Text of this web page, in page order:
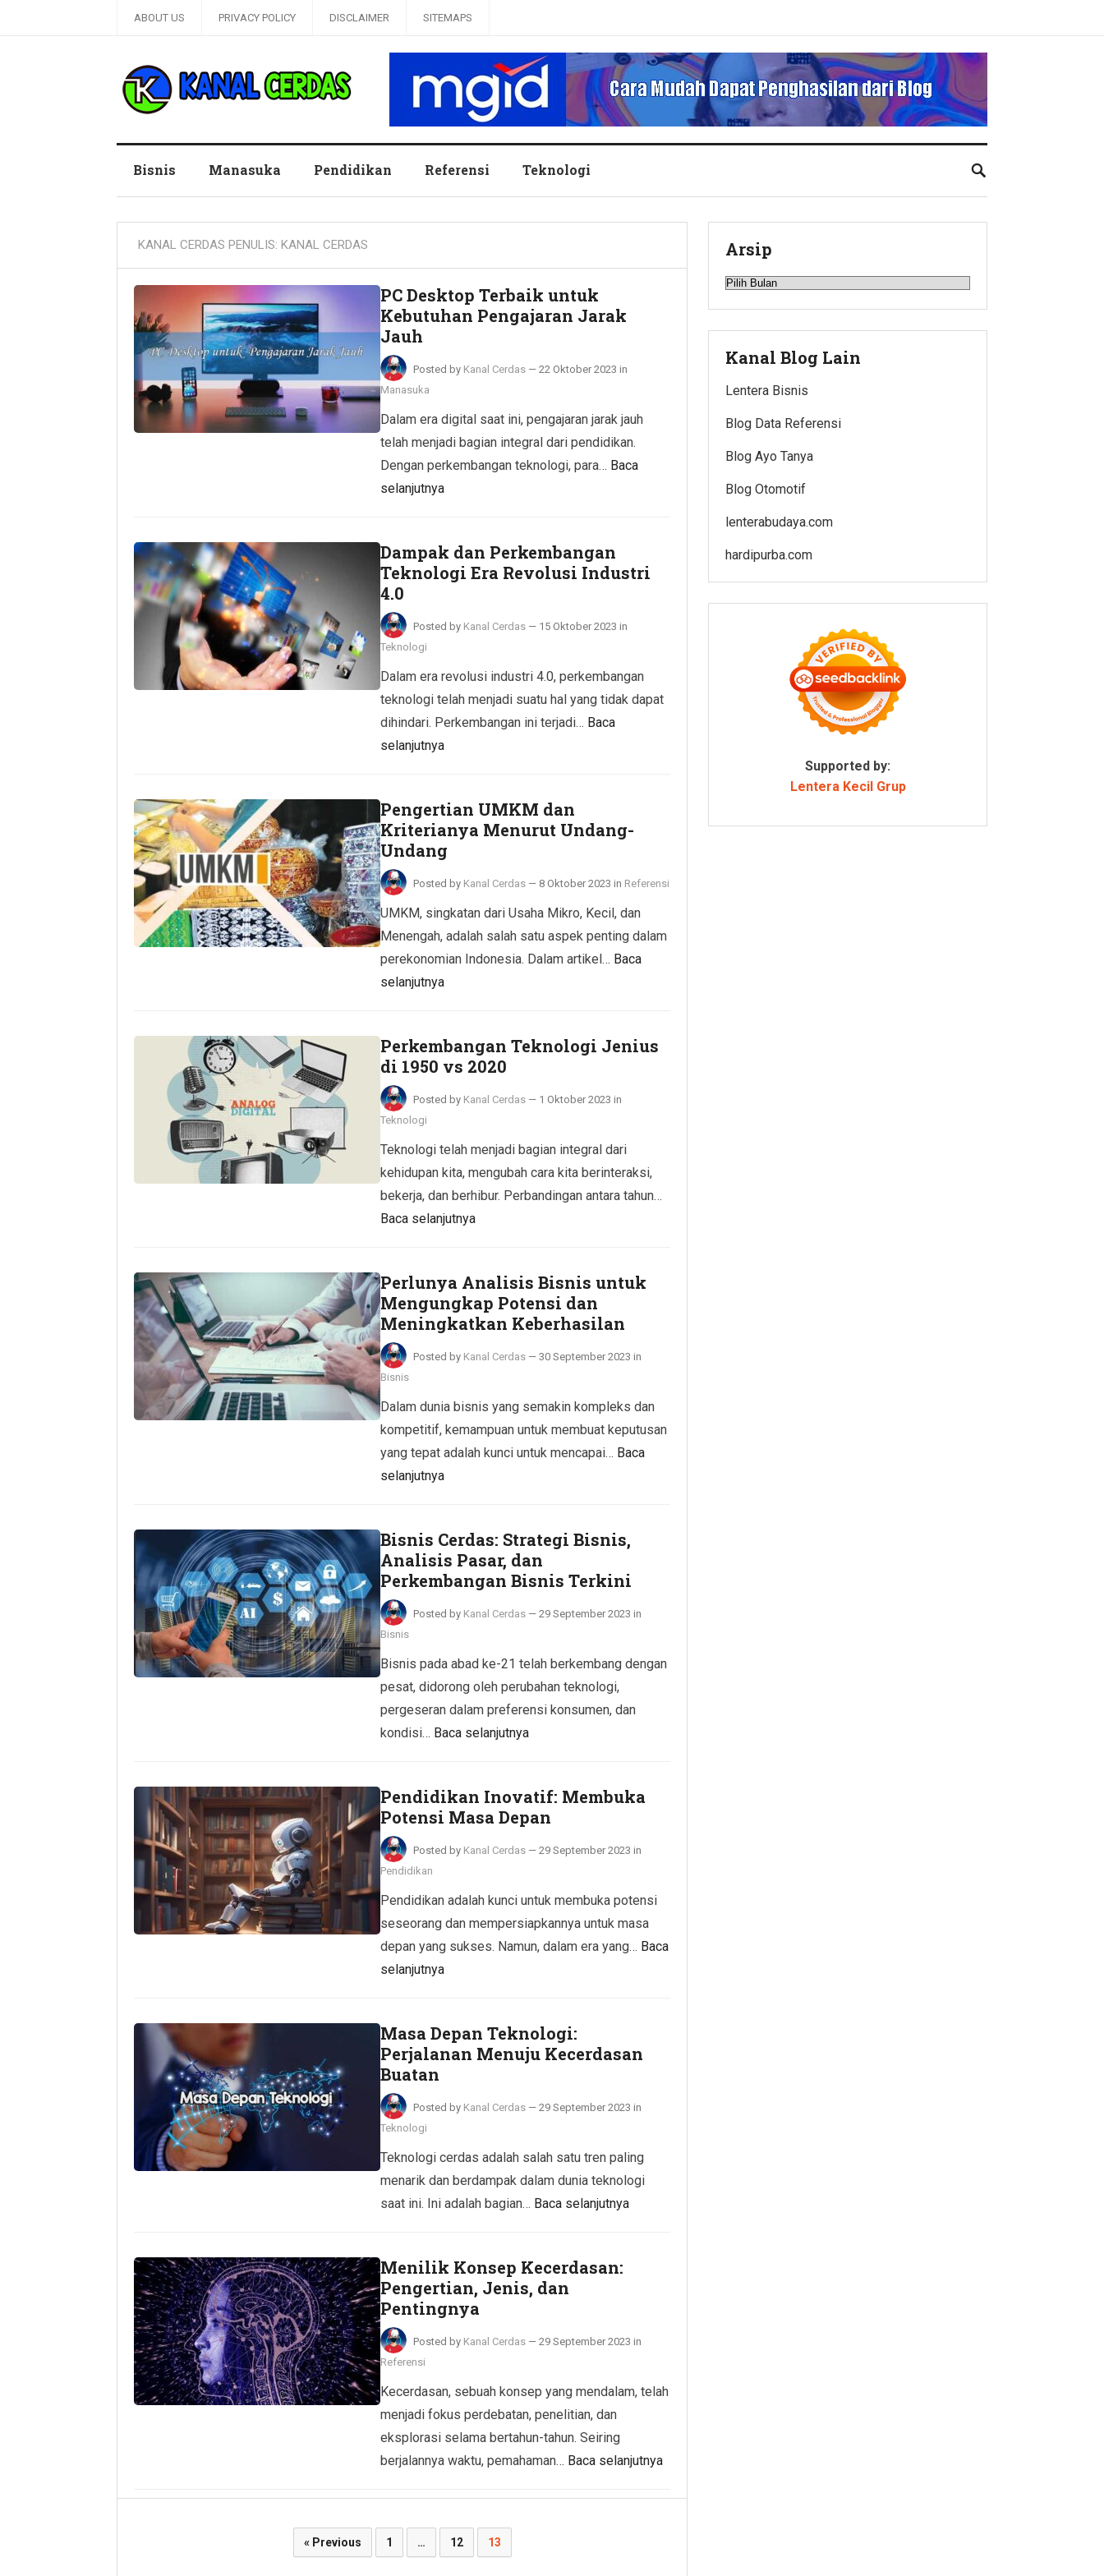
ABOUT US PRIVACY POLICY DISCLAIMER SITEMAPS
Bisnis Manasuka Pendidikan Referensi Teknologi
KANAL CERDAS PENULIS: KANAL CERDAS
PC Desktop Terbaik untuk
Kebutuhan Pengajaran Jarak
Jauh
Posted by Kanal Cerdas — 22 Oktober 2023 in
Manasuka
Dalam era digital saat ini, pengajaran jarak jauh
telah menjadi bagian integral dari pendidikan.
Dengan perkembangan teknologi, para… Baca
selanjutnya
Dampak dan Perkembangan
Teknologi Era Revolusi Industri
4.0
Posted by Kanal Cerdas — 15 Oktober 2023 in
Teknologi
Dalam era revolusi industri 4.0, perkembangan
teknologi telah menjadi suatu hal yang tidak dapat
dihindari. Perkembangan ini terjadi… Baca
selanjutnya
Pengertian UMKM dan
Kriterianya Menurut Undang-
Undang
Posted by Kanal Cerdas — 8 Oktober 2023 in Referensi
UMKM, singkatan dari Usaha Mikro, Kecil, dan
Menengah, adalah salah satu aspek penting dalam
perekonomian Indonesia. Dalam artikel… Baca
selanjutnya
Perkembangan Teknologi Jenius
di 1950 vs 2020
Posted by Kanal Cerdas — 1 Oktober 2023 in
Teknologi
Teknologi telah menjadi bagian integral dari
kehidupan kita, mengubah cara kita berinteraksi,
bekerja, dan berhibur. Perbandingan antara tahun…
Baca selanjutnya
Perlunya Analisis Bisnis untuk
Mengungkap Potensi dan
Meningkatkan Keberhasilan
Posted by Kanal Cerdas — 30 September 2023 in
Bisnis
Dalam dunia bisnis yang semakin kompleks dan
kompetitif, kemampuan untuk membuat keputusan
yang tepat adalah kunci untuk mencapai… Baca
selanjutnya
Bisnis Cerdas: Strategi Bisnis,
Analisis Pasar, dan
Perkembangan Bisnis Terkini
Posted by Kanal Cerdas — 29 September 2023 in
Bisnis
Bisnis pada abad ke-21 telah berkembang dengan
pesat, didorong oleh perubahan teknologi,
pergeseran dalam preferensi konsumen, dan
kondisi… Baca selanjutnya
Pendidikan Inovatif: Membuka
Potensi Masa Depan
Posted by Kanal Cerdas — 29 September 2023 in
Pendidikan
Pendidikan adalah kunci untuk membuka potensi
seseorang dan mempersiapkannya untuk masa
depan yang sukses. Namun, dalam era yang… Baca
selanjutnya
Masa Depan Teknologi:
Perjalanan Menuju Kecerdasan
Buatan
Posted by Kanal Cerdas — 29 September 2023 in
Teknologi
Teknologi cerdas adalah salah satu tren paling
menarik dan berdampak dalam dunia teknologi
saat ini. Ini adalah bagian… Baca selanjutnya
Menilik Konsep Kecerdasan:
Pengertian, Jenis, dan
Pentingnya
Posted by Kanal Cerdas — 29 September 2023 in
Referensi
Kecerdasan, sebuah konsep yang mendalam, telah
menjadi fokus perdebatan, penelitian, dan
eksplorasi selama bertahun-tahun. Seiring
berjalannya waktu, pemahaman… Baca selanjutnya
« Previous 1 … 12 13
Arsip
Arsip
Kanal Blog Lain
Lentera Bisnis
Blog Data Referensi
Blog Ayo Tanya
Blog Otomotif
lenterabudaya.com
hardipurba.com
Supported by:
Lentera Kecil Grup